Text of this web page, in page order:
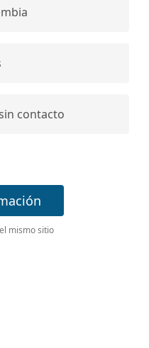
contacto
mismo sitio